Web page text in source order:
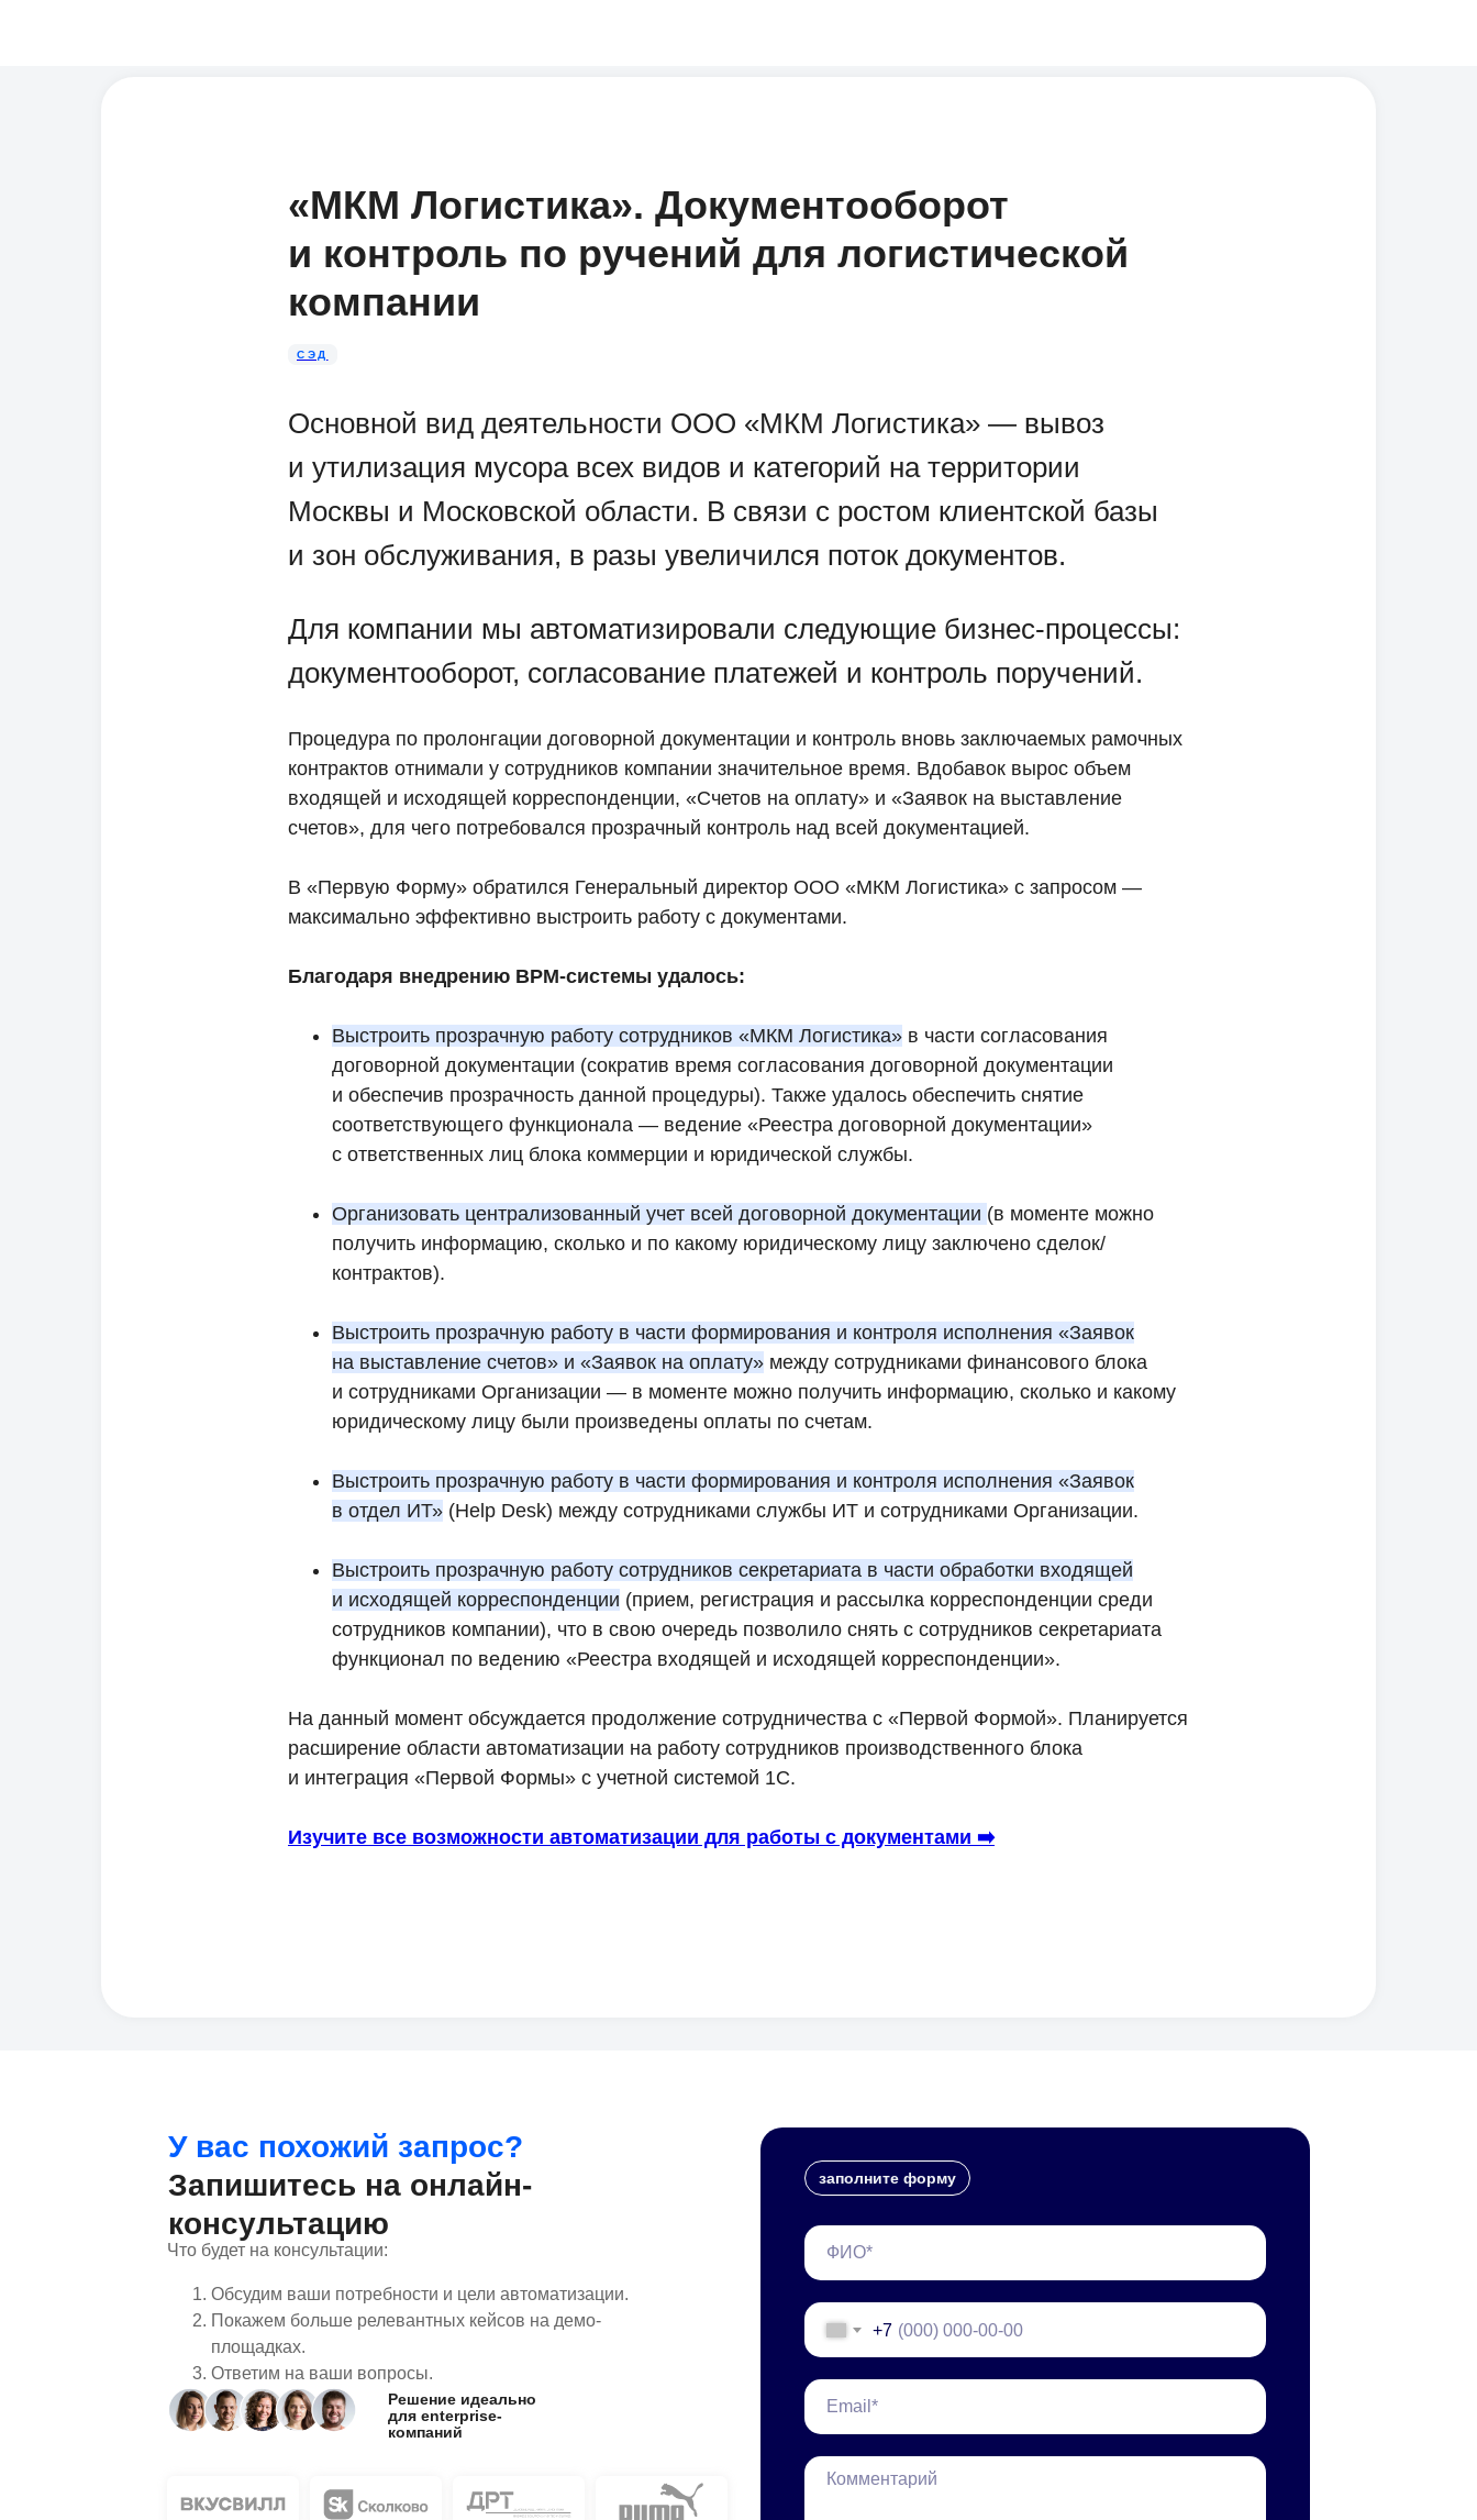
«МКМ Логистика». Документооборот
и контроль по ручений для логистической
компании
СЭД
Основной вид деятельности ООО «МКМ Логистика» — вывоз
и утилизация мусора всех видов и категорий на территории
Москвы и Московской области. В связи с ростом клиентской базы
и зон обслуживания, в разы увеличился поток документов.
Для компании мы автоматизировали следующие бизнес-процессы:
документооборот, согласование платежей и контроль поручений.
Процедура по пролонгации договорной документации и контроль вновь заключаемых рамочных
контрактов отнимали у сотрудников компании значительное время. Вдобавок вырос объем
входящей и исходящей корреспонденции, «Счетов на оплату» и «Заявок на выставление
счетов», для чего потребовался прозрачный контроль над всей документацией.
В «Первую Форму» обратился Генеральный директор ООО «МКМ Логистика» с запросом —
максимально эффективно выстроить работу с документами.
Благодаря внедрению BPM-системы удалось:
Выстроить прозрачную работу сотрудников «МКМ Логистика» в части согласования
договорной документации (сократив время согласования договорной документации
и обеспечив прозрачность данной процедуры). Также удалось обеспечить снятие
соответствующего функционала — ведение «Реестра договорной документации»
с ответственных лиц блока коммерции и юридической службы.
Организовать централизованный учет всей договорной документации (в моменте можно
получить информацию, сколько и по какому юридическому лицу заключено сделок/
контрактов).
Выстроить прозрачную работу в части формирования и контроля исполнения «Заявок
на выставление счетов» и «Заявок на оплату» между сотрудниками финансового блока
и сотрудниками Организации — в моменте можно получить информацию, сколько и какому
юридическому лицу были произведены оплаты по счетам.
Выстроить прозрачную работу в части формирования и контроля исполнения «Заявок
в отдел ИТ» (Help Desk) между сотрудниками службы ИТ и сотрудниками Организации.
Выстроить прозрачную работу сотрудников секретариата в части обработки входящей
и исходящей корреспонденции (прием, регистрация и рассылка корреспонденции среди
сотрудников компании), что в свою очередь позволило снять с сотрудников секретариата
функционал по ведению «Реестра входящей и исходящей корреспонденции».
На данный момент обсуждается продолжение сотрудничества с «Первой Формой». Планируется
расширение области автоматизации на работу сотрудников производственного блока
и интеграция «Первой Формы» с учетной системой 1С.
Изучите все возможности автоматизации для работы с документами ➡️
Что будет на консультации:
Обсудим ваши потребности и цели автоматизации.
Покажем больше релевантных кейсов на демо-
площадках.
Ответим на ваши вопросы.
заполните форму
+7
У вас похожий запрос?
Запишитесь на онлайн-
консультацию
Решение идеально
для enterprise-
компаний